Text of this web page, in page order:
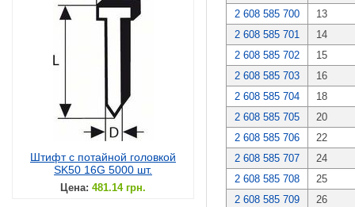
Штифт с потайной головкой
SK50 16G 5000 шт.
Цена: 481.14 грн.
2 608 585 700
13
2 608 585 701
14
2 608 585 702
15
2 608 585 703
16
2 608 585 704
18
2 608 585 705
20
2 608 585 706
22
2 608 585 707
24
2 608 585 708
25
2 608 585 709
26